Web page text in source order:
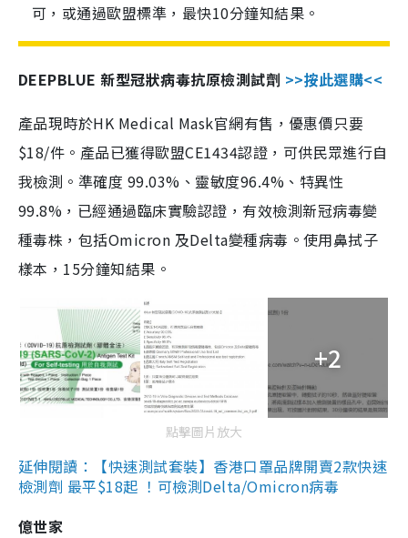
可，或通過歐盟標準，最快10分鐘知結果。
DEEPBLUE 新型冠狀病毒抗原檢測試劑 >>按此選購<<
產品現時於HK Medical Mask官網有售，優惠價只要
$18/件。產品已獲得歐盟CE1434認證，可供民眾進行自
我檢測。準確度 99.03%、靈敏度96.4%、特異性
99.8%，已經通過臨床實驗認證，有效檢測新冠病毒變
種毒株，包括Omicron 及Delta變種病毒。使用鼻拭子
樣本，15分鐘知結果。
+2
點擊圖片放大
延伸閱讀：【快速測試套裝】香港口罩品牌開賣2款快速
檢測劑 最平$18起 ！可檢測Delta/Omicron病毒
億世家